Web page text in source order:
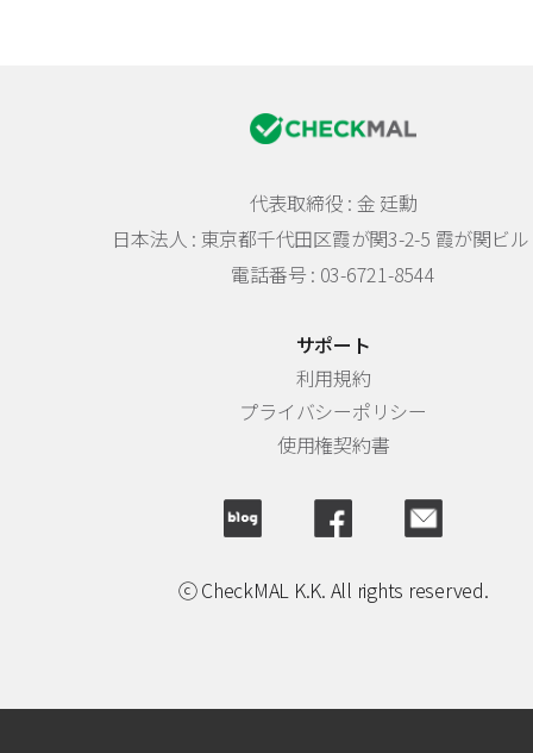
代表取締役 : 金 廷勳
日本法人 : 東京都千代田区霞が関3-2-5 霞が関ビル
電話番号 : 03-6721-8544
サポート
利用規約
プライバシーポリシー
使用権契約書
ⓒ CheckMAL K.K. All rights reserved.